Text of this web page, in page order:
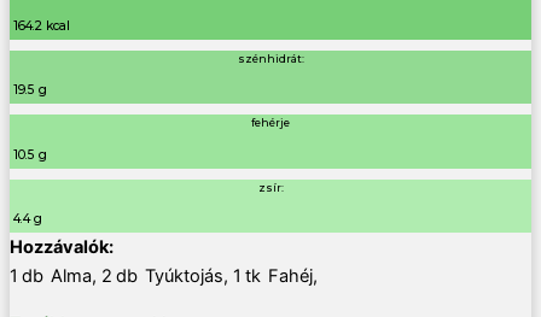
164.2 kcal
szénhidrát:
19.5 g
fehérje
10.5 g
zsír:
4.4 g
1 db Alma, 2 db Tyúktojás, 1 tk Fahéj,